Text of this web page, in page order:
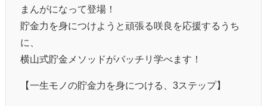
まんがになって登場！
貯金力を身につけようと頑張る咲良を応援するうち
に、
横山式貯金メソッドがバッチリ学べます！
【一生モノの貯金力を身につける、3ステップ】